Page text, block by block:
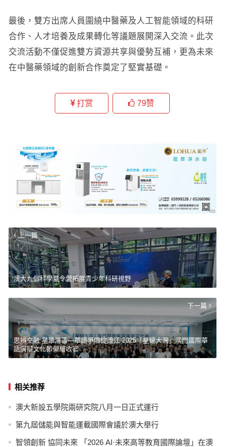
最後，雙方出席人員圍繞中醫藥及人工智能領域的科研
合作、人才培養及成果轉化等議題展開深入交流。此次
交流活動不僅促進雙方資源共享與優勢互補，更為未來
在中醫藥領域的創新合作奠定了堅實基礎。
打赏 79赞
上一篇
澳大九個科學夏令營拓展青少年科研視野
下一篇
思辨交融 星聚灣區—華語爭鳴綻濠江 2025「星耀大灣」澳門國際華
語演辯文化節榮耀收官
相关推荐
澳大新設五學院兩研究院八月一日正式運行
第九屆儲能與智能運載國際會議於澳大舉行
智領創新 協同未來 「2026 AI·未來高等教育國際論壇」在澳